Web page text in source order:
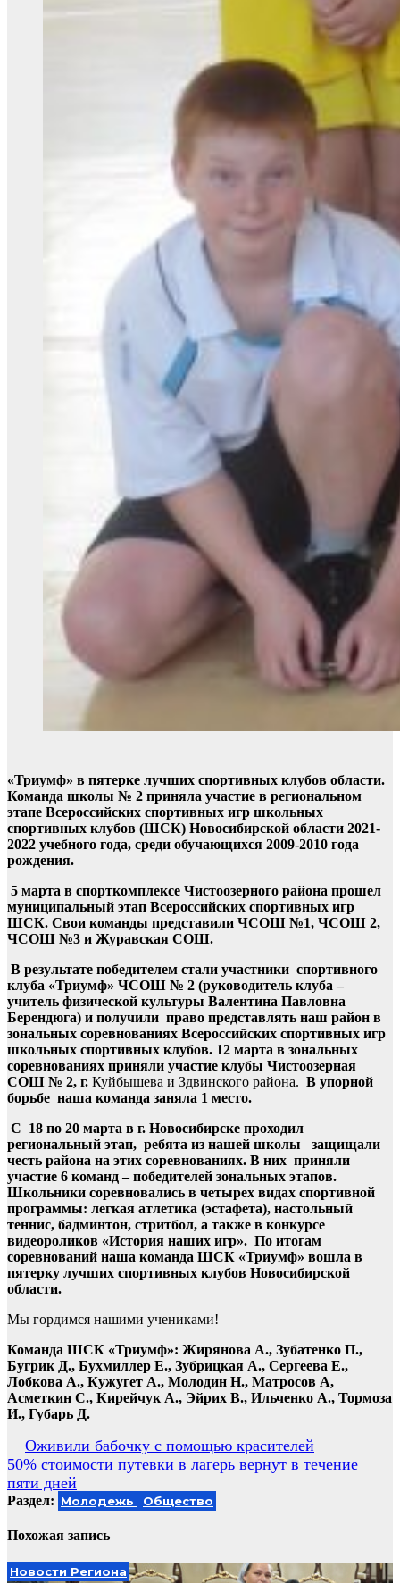
«Триумф» в пятерке лучших спортивных клубов области.
Команда школы № 2 приняла участие в региональном
этапе Всероссийских спортивных игр школьных
спортивных клубов (ШСК) Новосибирской области 2021-
2022 учебного года, среди обучающихся 2009-2010 года
рождения.
5 марта в спорткомплексе Чистоозерного района прошел
муниципальный этап Всероссийских спортивных игр
ШСК. Свои команды представили ЧСОШ №1, ЧСОШ 2,
ЧСОШ №3 и Журавская СОШ.
В результате победителем стали участники спортивного
клуба «Триумф» ЧСОШ № 2 (руководитель клуба –
учитель физической культуры Валентина Павловна
Берендюга) и получили право представлять наш район в
зональных соревнованиях Всероссийских спортивных игр
школьных спортивных клубов. 12 марта в зональных
соревнованиях приняли участие клубы Чистоозерная
СОШ № 2, г. Куйбышева и Здвинского района. В упорной
борьбе наша команда заняла 1 место.
С 18 по 20 марта в г. Новосибирске проходил
региональный этап, ребята из нашей школы защищали
честь района на этих соревнованиях. В них приняли
участие 6 команд – победителей зональных этапов.
Школьники соревновались в четырех видах спортивной
программы: легкая атлетика (эстафета), настольный
теннис, бадминтон, стритбол, а также в конкурсе
видеороликов «История наших игр». По итогам
соревнований наша команда ШСК «Триумф» вошла в
пятерку лучших спортивных клубов Новосибирской
области.
Мы гордимся нашими учениками!
Команда ШСК «Триумф»: Жирянова А., Зубатенко П.,
Бугрик Д., Бухмиллер Е., Зубрицкая А., Сергеева Е.,
Лобкова А., Кужугет А., Молодин Н., Матросов А,
Асметкин С., Кирейчук А., Эйрих В., Ильченко А., Тормоза
И., Губарь Д.
Навигация
по
записям
Оживили бабочку с помощью красителей
50% стоимости путевки в лагерь вернут в течение
пяти дней
Раздел: Молодежь Общество
Похожая запись
Новости Региона